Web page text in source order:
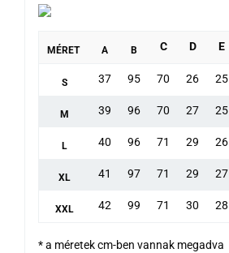
MÉRET A B C D E
S 37 95 70 26 25
M 39 96 70 27 25
L 40 96 71 29 26
XL 41 97 71 29 27
XXL 42 99 71 30 28
* a méretek cm-ben vannak megadva